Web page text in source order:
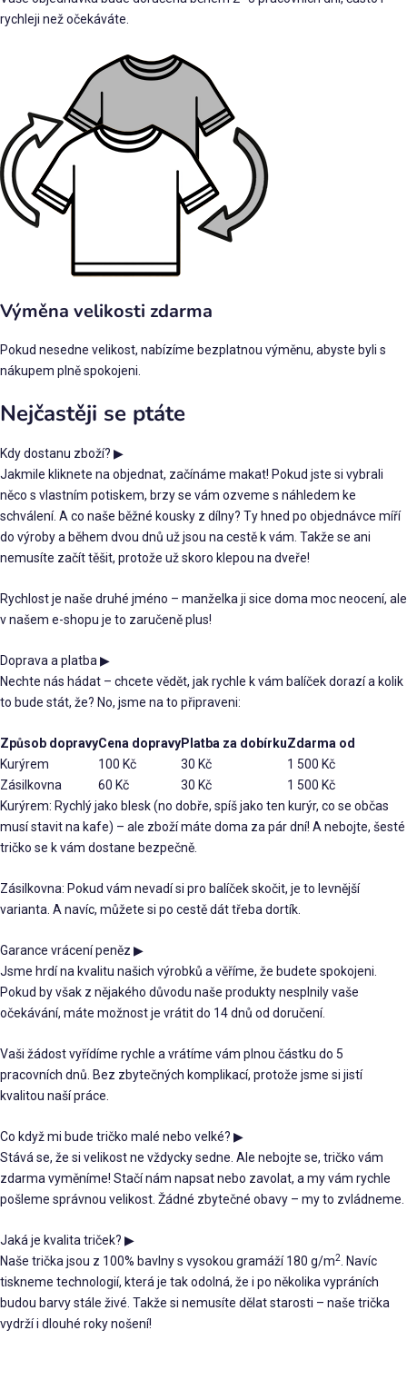
rychleji než očekáváte.
Výměna velikosti zdarma
Pokud nesedne velikost, nabízíme bezplatnou výměnu, abyste byli s
nákupem plně spokojeni.
Nejčastěji se ptáte
Kdy dostanu zboží? ▶
Jakmile kliknete na objednat, začínáme makat! Pokud jste si vybrali
něco s vlastním potiskem, brzy se vám ozveme s náhledem ke
schválení. A co naše běžné kousky z dílny? Ty hned po objednávce míří
do výroby a během dvou dnů už jsou na cestě k vám. Takže se ani
nemusíte začít těšit, protože už skoro klepou na dveře!
Rychlost je naše druhé jméno – manželka ji sice doma moc neocení, ale
v našem e-shopu je to zaručeně plus!
Doprava a platba ▶
Nechte nás hádat – chcete vědět, jak rychle k vám balíček dorazí a kolik
to bude stát, že? No, jsme na to připraveni:
Způsob dopravyCena dopravyPlatba za dobírkuZdarma od
Kurýrem
100 Kč 30 Kč
1 500 Kč
Zásilkovna
60 Kč 30 Kč
1 500 Kč
Kurýrem: Rychlý jako blesk (no dobře, spíš jako ten kurýr, co se občas
musí stavit na kafe) – ale zboží máte doma za pár dní! A nebojte, šesté
tričko se k vám dostane bezpečně.
Zásilkovna: Pokud vám nevadí si pro balíček skočit, je to levnější
varianta. A navíc, můžete si po cestě dát třeba dortík.
Garance vrácení peněz ▶
Jsme hrdí na kvalitu našich výrobků a věříme, že budete spokojeni.
Pokud by však z nějakého důvodu naše produkty nesplnily vaše
očekávání, máte možnost je vrátit do 14 dnů od doručení.
Vaši žádost vyřídíme rychle a vrátíme vám plnou částku do 5
pracovních dnů. Bez zbytečných komplikací, protože jsme si jistí
kvalitou naší práce.
Co když mi bude tričko malé nebo velké? ▶
Stává se, že si velikost ne vždycky sedne. Ale nebojte se, tričko vám
zdarma vyměníme! Stačí nám napsat nebo zavolat, a my vám rychle
pošleme správnou velikost. Žádné zbytečné obavy – my to zvládneme.
Jaká je kvalita triček? ▶
Naše trička jsou z 100% bavlny s vysokou gramáží 180 g/m2
. Navíc
tiskneme technologií, která je tak odolná, že i po několika vypráních
budou barvy stále živé. Takže si nemusíte dělat starosti – naše trička
vydrží i dlouhé roky nošení!